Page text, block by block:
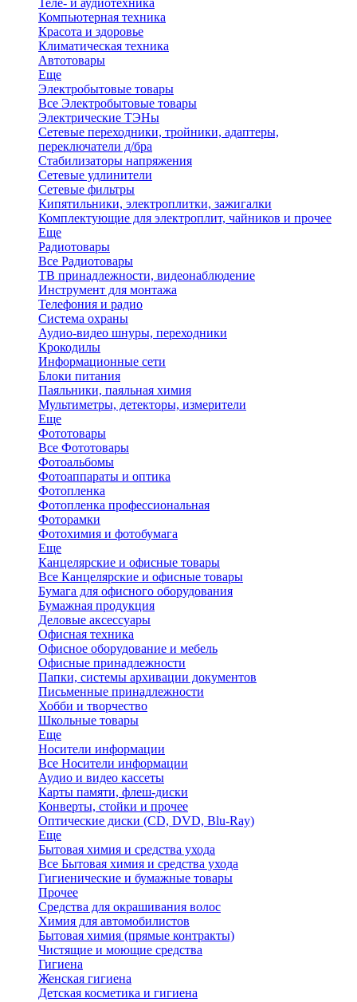
Теле- и аудиотехника
Компьютерная техника
Красота и здоровье
Климатическая техника
Автотовары
Еще
Электробытовые товары
Все Электробытовые товары
Электрические ТЭНы
Сетевые переходники, тройники, адаптеры,
переключатели д/бра
Стабилизаторы напряжения
Сетевые удлинители
Сетевые фильтры
Кипятильники, электроплитки, зажигалки
Комплектующие для электроплит, чайников и прочее
Еще
Радиотовары
Все Радиотовары
ТВ принадлежности, видеонаблюдение
Инструмент для монтажа
Телефония и радио
Система охраны
Аудио-видео шнуры, переходники
Крокодилы
Информационные сети
Блоки питания
Паяльники, паяльная химия
Мультиметры, детекторы, измерители
Еще
Фототовары
Все Фототовары
Фотоальбомы
Фотоаппараты и оптика
Фотопленка
Фотопленка профессиональная
Фоторамки
Фотохимия и фотобумага
Еще
Канцелярские и офисные товары
Все Канцелярские и офисные товары
Бумага для офисного оборудования
Бумажная продукция
Деловые аксессуары
Офисная техника
Офисное оборудование и мебель
Офисные принадлежности
Папки, системы архивации документов
Письменные принадлежности
Хобби и творчество
Школьные товары
Еще
Носители информации
Все Носители информации
Аудио и видео кассеты
Карты памяти, флеш-диски
Конверты, стойки и прочее
Оптические диски (CD, DVD, Blu-Ray)
Еще
Бытовая химия и средства ухода
Все Бытовая химия и средства ухода
Гигиенические и бумажные товары
Прочее
Средства для окрашивания волос
Химия для автомобилистов
Бытовая химия (прямые контракты)
Чистящие и моющие средства
Гигиена
Женская гигиена
Детская косметика и гигиена